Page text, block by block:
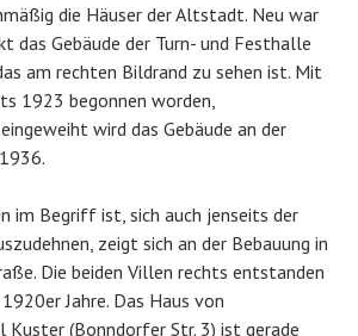
die Häuser der Altstadt. Neu war
das Gebäude der Turn- und Festhalle
am rechten Bildrand zu sehen ist. Mit
1923 begonnen worden,
wird das Gebäude an der
im Begriff ist, sich auch jenseits der
zeigt sich an der Bebauung in
Die beiden Villen rechts entstanden
Jahre. Das Haus von
(Bonndorfer Str. 3) ist gerade